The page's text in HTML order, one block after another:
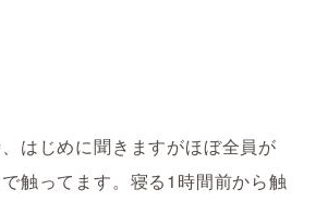
はじめに聞きますがほぼ全員が
触ってます。寝る1時間前から触